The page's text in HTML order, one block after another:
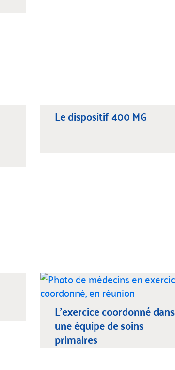
Le dispositif 400 MG
L’exercice coordonné dans
une équipe de soins
primaires